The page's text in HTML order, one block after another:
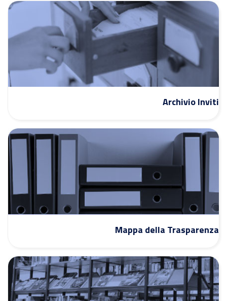
Archivio Inviti
Mappa della Trasparenza